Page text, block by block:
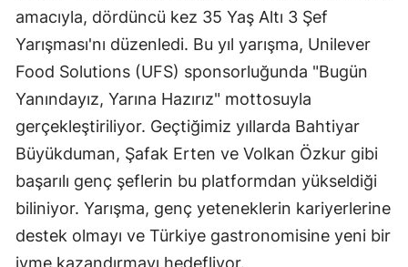
amacıyla, dördüncü kez 35 Yaş Altı 3 Şef
Yarışması'nı düzenledi. Bu yıl yarışma, Unilever
Food Solutions (UFS) sponsorluğunda "Bugün
Yanındayız, Yarına Hazırız" mottosuyla
gerçekleştiriliyor. Geçtiğimiz yıllarda Bahtiyar
Büyükduman, Şafak Erten ve Volkan Özkur gibi
başarılı genç şeflerin bu platformdan yükseldiği
biliniyor. Yarışma, genç yeteneklerin kariyerlerine
destek olmayı ve Türkiye gastronomisine yeni bir
ivme kazandırmayı hedefliyor.